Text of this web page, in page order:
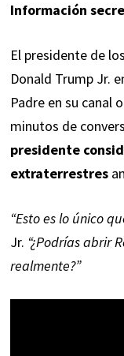
Información
El presidente de
Donald Trump Jr.
Padre en su canal
minutos de
presidente
extraterrestres
“Esto es lo único
Jr. “¿Podrías abrir
realmente?”